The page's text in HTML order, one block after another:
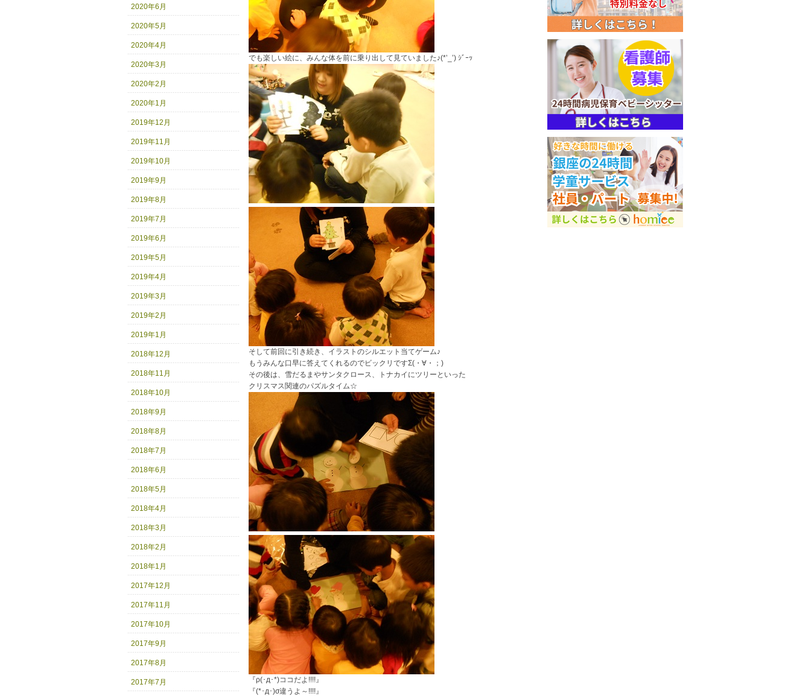
2020年6月
2020年5月
2020年4月
2020年3月
2020年2月
2020年1月
2019年12月
2019年11月
2019年10月
2019年9月
2019年8月
2019年7月
2019年6月
2019年5月
2019年4月
2019年3月
2019年2月
2019年1月
2018年12月
2018年11月
2018年10月
2018年9月
2018年8月
2018年7月
2018年6月
2018年5月
2018年4月
2018年3月
2018年2月
2018年1月
2017年12月
2017年11月
2017年10月
2017年9月
2017年8月
2017年7月
でも楽しい絵に、みんな体を前に乗り出して見ていました♪(*’_’) ｼﾞｰｯ
そして前回に引き続き、イラストのシルエット当てゲーム♪
もうみんな口早に答えてくれるのでビックリですΣ(・∀・；)
その後は、雪だるまやサンタクロース、トナカイにツリーといった
クリスマス関連のパズルタイム☆
『ρ(･д･*)ココだよ!!!!』
『(*･д･)σ違うよ～!!!!』